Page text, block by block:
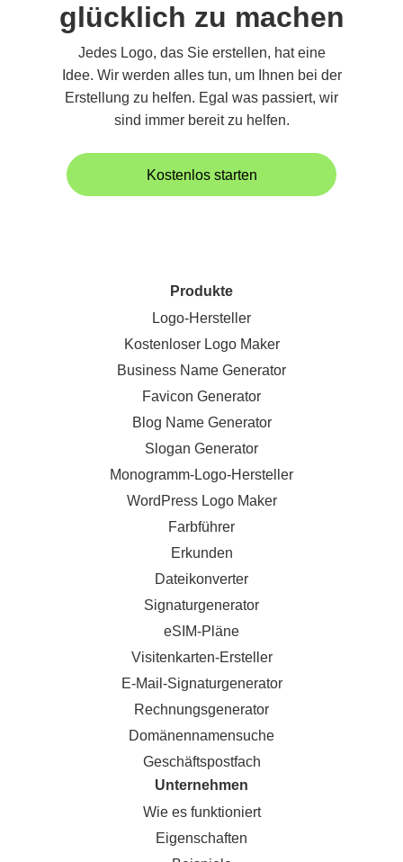
glücklich zu machen
Jedes Logo, das Sie erstellen, hat eine
Idee. Wir werden alles tun, um Ihnen bei der
Erstellung zu helfen. Egal was passiert, wir
sind immer bereit zu helfen.
Kostenlos starten
Produkte
Logo-Hersteller
Kostenloser Logo Maker
Business Name Generator
Favicon Generator
Blog Name Generator
Slogan Generator
Monogramm-Logo-Hersteller
WordPress Logo Maker
Farbführer
Erkunden
Dateikonverter
Signaturgenerator
eSIM-Pläne
Visitenkarten-Ersteller
E-Mail-Signaturgenerator
Rechnungsgenerator
Domänennamensuche
Geschäftspostfach
Unternehmen
Wie es funktioniert
Eigenschaften